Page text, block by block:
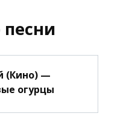
(Кино) —
огурцы